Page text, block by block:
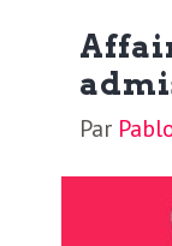
a
r
d
Par